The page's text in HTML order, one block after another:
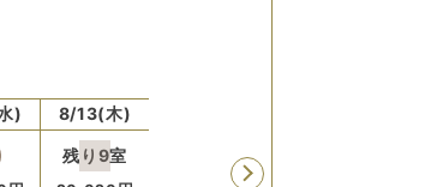
) 8/13(木)
残り 9室